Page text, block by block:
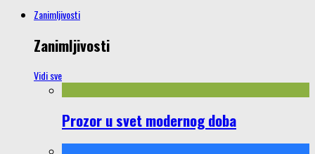
Zanimljivosti
Zanimljivosti
Vidi sve
Prozor u svet modernog doba